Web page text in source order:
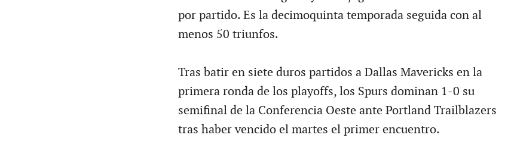
por partido. Es la decimoquinta temporada seguida con al
menos 50 triunfos.
Tras batir en siete duros partidos a Dallas Mavericks en la
primera ronda de los playoffs, los Spurs dominan 1-0 su
semifinal de la Conferencia Oeste ante Portland Trailblazers
tras haber vencido el martes el primer encuentro.